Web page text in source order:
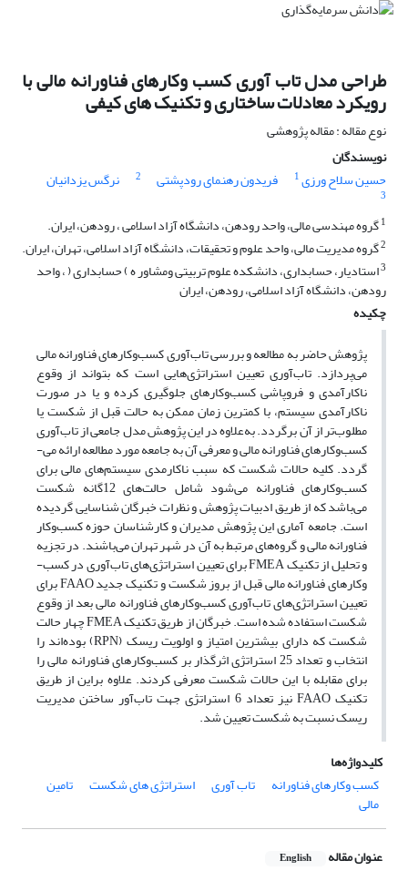
طراحی مدل تاب آوری کسب وکارهای فناورانه مالی با
رویکرد معادلات ساختاری و تکنیک های کیفی
نوع مقاله : مقاله پژوهشی
نویسندگان
حسین سلاح ورزی1 فریدون رهنمای رودپشتی 2 نرگس یزدانیان
3
1گروه مهندسی مالی، واحد رودهن، دانشگاه آزاد اسلامی ، رودهن، ایران.
2گروه مدیریت مالی، واحد علوم و تحقیقات، دانشگاه آزاد اسلامی، تهران، ایران.
3استادیار، حسابداری، دانشکده علوم تربیتی ومشاور ه ) حسابداری ( ، واحد
رودهن، دانشگاه آزاد اسلامی، رودهن، ایران
چکیده
پژوهش حاضر به مطالعه و بررسی تاب‌آوری کسب‌وکارهای فناورانه مالی
می‌پردازد. تاب‌آوری تعیین استراتژی‌هایی است که بتواند از وقوع
ناکارآمدی و فروپاشی کسب‌وکارهای جلوگیری کرده و یا در صورت
ناکارآمدی سیستم، با کمترین زمان ممکن به حالت قبل از شکست یا
مطلوب‌تر از آن برگردد. به‌علاوه در این پژوهش مدل جامعی از تاب‌آوری
کسب‌وکارهای فناورانه مالی و معرفی آن به جامعه مورد مطالعه ارائه می-
گردد. کلیه حالات شکست که سبب ناکارمدی سیستم‌های مالی برای
کسب‌وکارهای فناورانه می‌شود شامل حالت‌های 12گانه شکست
می‌باشد که از طریق ادبیات پژوهش و نظرات خبرگان شناسایی گردیده
است. جامعه آماری این پژوهش مدیران و کارشناسان حوزه کسب‌وکار
فناورانه مالی و گروه‌های مرتبط به آن در شهر تهران می‌‌باشند. در تجزیه
و تحلیل از تکنیک FMEA برای تعیین استراتژی‌های تاب‌آوری در کسب-
وکارهای فناورانه مالی قبل از بروز شکست و تکنیک جدید FAAO برای
تعیین استراتژی‌های تاب‌آوری کسب‌وکارهای فناورانه مالی بعد از وقوع
شکست استفاده شده است. خبرگان از طریق تکنیک FMEA چهار حالت
شکست که دارای بیشترین امتیاز و اولویت ریسک (RPN) بوده‌اند را
انتخاب و تعداد 25 استراتژی اثرگذار بر کسب‌وکارهای فناورانه مالی را
برای مقابله با این حالات شکست معرفی کردند. علاوه براین از طریق
تکنیک FAAO نیز تعداد 6 استراتژی جهت تاب‌آور ساختن مدیریت
ریسک نسبت به شکست تعیین شد.
کلیدواژه‌ها
کسب وکارهای فناورانه
تاب آوری استراتژی های شکست تامین
مالی
عنوان مقاله English